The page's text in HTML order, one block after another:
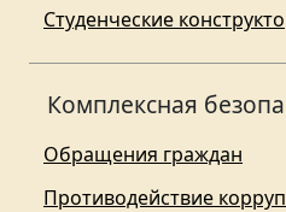
Студенческие
Комплексная
Обращения граждан
Противодействие